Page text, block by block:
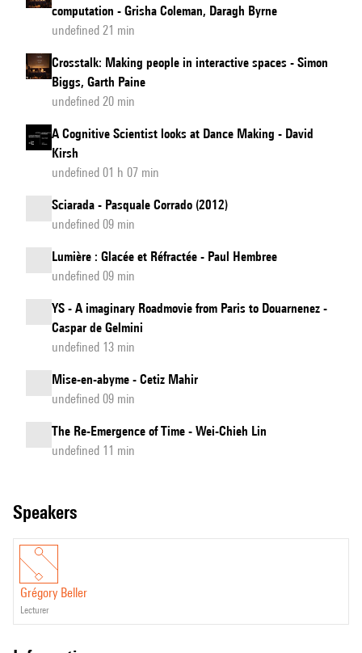
computation - Grisha Coleman, Daragh Byrne
undefined 21 min
Crosstalk: Making people in interactive spaces - Simon
Biggs, Garth Paine
undefined 20 min
A Cognitive Scientist looks at Dance Making - David
Kirsh
undefined 01 h 07 min
Sciarada - Pasquale Corrado (2012)
undefined 09 min
Lumière : Glacée et Réfractée - Paul Hembree
undefined 09 min
YS - A imaginary Roadmovie from Paris to Douarnenez -
Caspar de Gelmini
undefined 13 min
Mise-en-abyme - Cetiz Mahir
undefined 09 min
The Re-Emergence of Time - Wei-Chieh Lin
undefined 11 min
speakers
Grégory Beller
lecturer